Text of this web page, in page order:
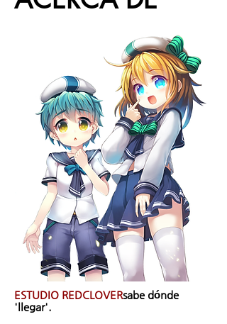
ESTUDIO REDCLOVERsabe dónde
'llegar'.